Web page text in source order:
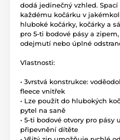
dodá jedinečný vzhled.
každému kočárku v
hluboké kočárky, kočárky a
pro 5-ti bodové pásy a
odejmutí nebo úplné
Vlastnosti:
• 3vrstvá konstrukce:
fleece vnitřek
• Lze použít do hlubokých
pytel na saně
• 5-ti bodové otvory pro pásy
připevnění dítěte